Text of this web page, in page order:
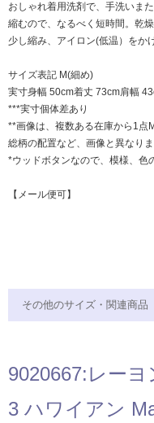
おしゃれ着用洗剤で、手洗いま
縮むので、なるべく短時間。乾
少し縮み、アイロン(低温）をか
サイズ表記 M(細め)
実寸身幅 50cm着丈 73cm肩幅
***実寸個体差あり
**画像は、複数ある在庫から1点
総柄の配置など、画像と異なりま
*ウッドボタンなので、模様、色
【メール便可】
その他のサイズ・関連商品
9020667:レー
3 ハワイアン